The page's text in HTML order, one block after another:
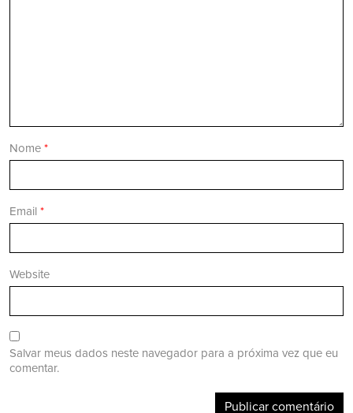
Nome *
Email *
Website
Salvar meus dados neste navegador para a próxima vez que eu
comentar.